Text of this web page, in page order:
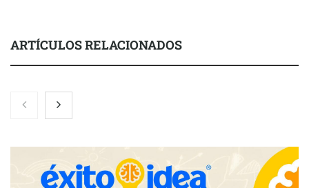
ARTÍCULOS RELACIONADOS
Nicols presenta seis modelos de anillos de compromiso para el
eclipse solar del 12 de agosto
Zoomex mejora su Strategy Center con herramientas
avanzadas para trading estratégico